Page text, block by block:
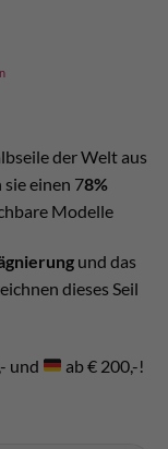
der Welt aus
sie einen 78%
Modelle
und das
dieses Seil
und ab € 200,-!